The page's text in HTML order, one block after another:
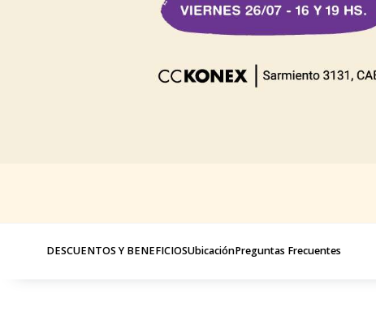
DESCUENTOS Y BENEFICIOSUbicaciónPreguntas Frecuentes